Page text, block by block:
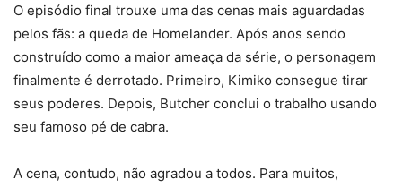
O episódio final trouxe uma das cenas mais aguardadas
pelos fãs: a queda de Homelander. Após anos sendo
construído como a maior ameaça da série, o personagem
finalmente é derrotado. Primeiro, Kimiko consegue tirar
seus poderes. Depois, Butcher conclui o trabalho usando
seu famoso pé de cabra.
A cena, contudo, não agradou a todos. Para muitos,